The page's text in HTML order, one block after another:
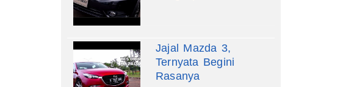
Jajal Mazda 3,
Ternyata Begini
Rasanya